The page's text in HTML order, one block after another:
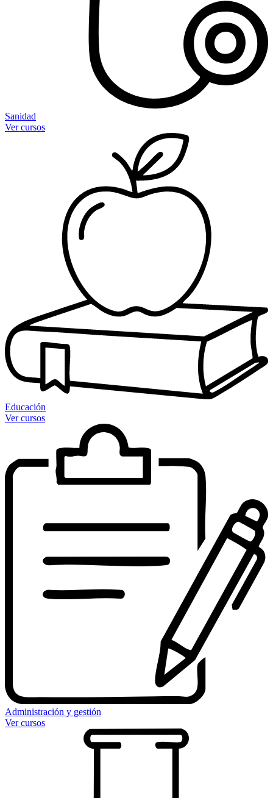
Sanidad
Ver cursos
Educación
Ver cursos
Administración y gestión
Ver cursos